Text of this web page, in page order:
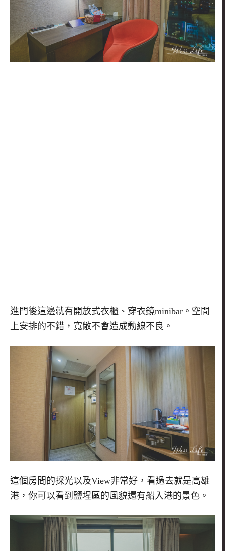
進門後這邊就有開放式衣櫃、穿衣鏡minibar。空間
上安排的不錯，寬敞不會造成動線不良。
這個房間的採光以及View非常好，看過去就是高雄
港，你可以看到鹽埕區的風貌還有船入港的景色。